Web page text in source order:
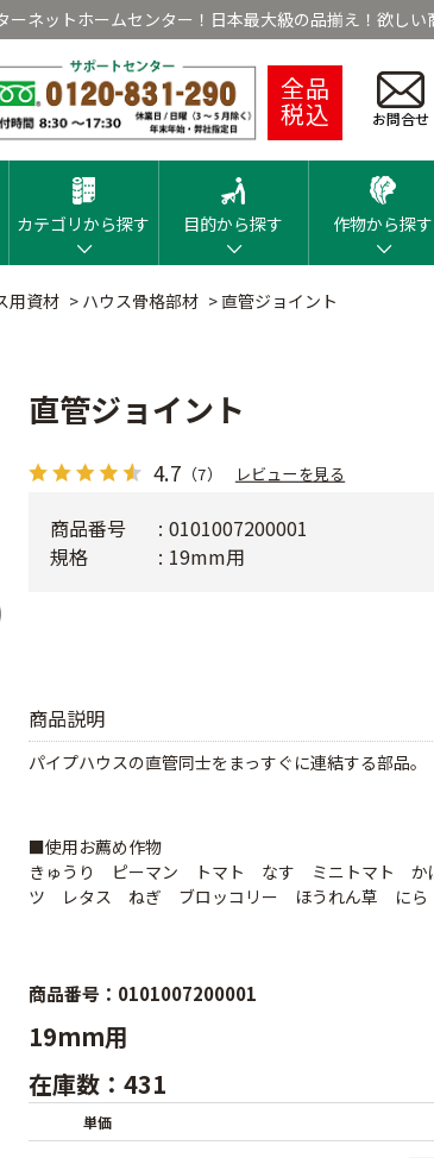
ネットホームセンター！日本最大級の品揃え！欲しい
全品
税込 お問合せ
カテゴリから探す 目的から探す 作物から探す
用資材 > ハウス骨格部材 >直管ジョイント
直管ジョイント
4.7 （7） レビューを見る
商品説明
パイプハウスの直管同士をまっすぐに連結する部品。
■使用お薦め作物
きゅうり ピーマン トマト なす ミニトマト
ツ レタス ねぎ ブロッコリー ほうれん草 に
商品番号
0101007200001
規格
19mm用
商品番号：0101007200001
19mm用
在庫数：431
単価